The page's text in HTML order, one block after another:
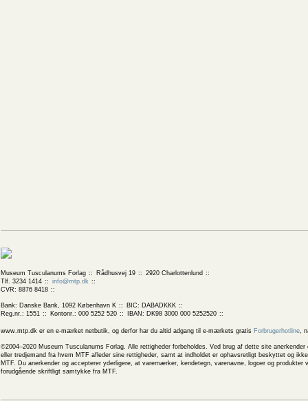
Museum Tusculanums Forlag Rådhusvej 19
2920 Charlottenlund
Tlf. 3234 1414
info@mtp.dk
CVR: 8876 8418
Bank: Danske Bank, 1092 København K
BIC: DABADKKK
Reg.nr.: 1551
Kontonr.: 000 5252 520 IBAN: DK98 3000 000 5252520
www.mtp.dk er en e-mærket netbutik, og derfor har du altid adgang til e-mærkets gratis Forbrugerhotline,
©2004–2020 Museum Tusculanums Forlag. Alle rettigheder forbeholdes. Ved brug af dette site
eller tredjemand fra hvem MTF afleder sine rettigheder, samt at indholdet er ophavsretligt beskyttet og
MTF. Du anerkender og accepterer yderligere, at varemærker, kendetegn, varenavne, logoer og
forudgående skriftligt samtykke fra MTF.